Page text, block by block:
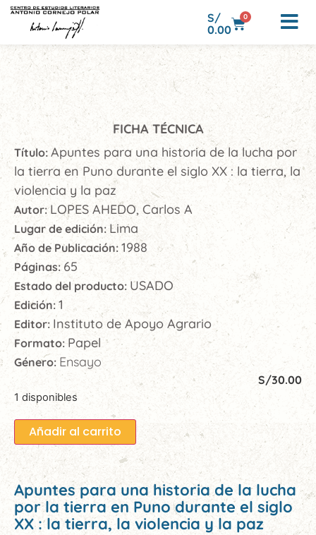
S/
0.00
0
FICHA TÉCNICA
Título: Apuntes para una historia de la lucha por
la tierra en Puno durante el siglo XX : la tierra, la
violencia y la paz
Autor:LOPES AHEDO, Carlos A
Lugar de edición: Lima
Año de Publicación: 1988
Páginas: 65
Estado del producto: USADO
Edición: 1
Editor: Instituto de Apoyo Agrario
Formato: Papel
Género: Ensayo
S/30.00
1 disponibles
Añadir al carrito
Apuntes para una historia de la lucha
por la tierra en Puno durante el siglo
XX : la tierra, la violencia y la paz